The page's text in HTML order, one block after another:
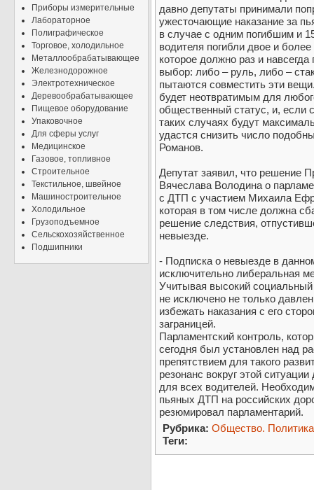
Приборы измерительные
Лабораторное
Полиграфическое
Торговое, холодильное
Металлообрабатывающее
Железнодорожное
Электротехническое
Деревообрабатывающее
Пищевое оборудование
Упаковочное
Для сферы услуг
Медицинское
Газовое, топливное
Строительное
Текстильное, швейное
Машиностроительное
Холодильное
Грузоподъемное
Сельскохозяйственное
Подшипники
давно депутаты принимали
ужесточающие наказание за
в случае с одним погибшим и
водителя погибли двое и
которое должно раз и
выбор: либо – руль, либо –
пытаются совместить эти
будет неотвратимым для
общественный статус, и, если
таких случаях будут
удастся снизить число
Романов.
Депутат заявил, что решение
Вячеслава Володина о
с ДТП с участием Михаила
которая в том числе должна
решение следствия,
невыезде.
- Подписка о невыезде в
исключительно либеральная
Учитывая высокий
не исключено не только
избежать наказания с его
заграницей.
Парламентский контроль,
сегодня был установлен над
препятствием для такого
резонанс вокруг этой
для всех водителей.
пьяных ДТП на российских
резюмировал парламентарий.
Рубрика: Общество. Политика
Теги: